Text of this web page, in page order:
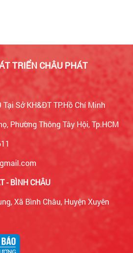
TRIỂN CHÂU PHÁT
Sở KH&ĐT TP.Hồ Chí Minh
Phường Thông Tây Hội, Tp.HCM
- BÌNH CHÂU
Xã Bình Châu, Huyện Xuyên